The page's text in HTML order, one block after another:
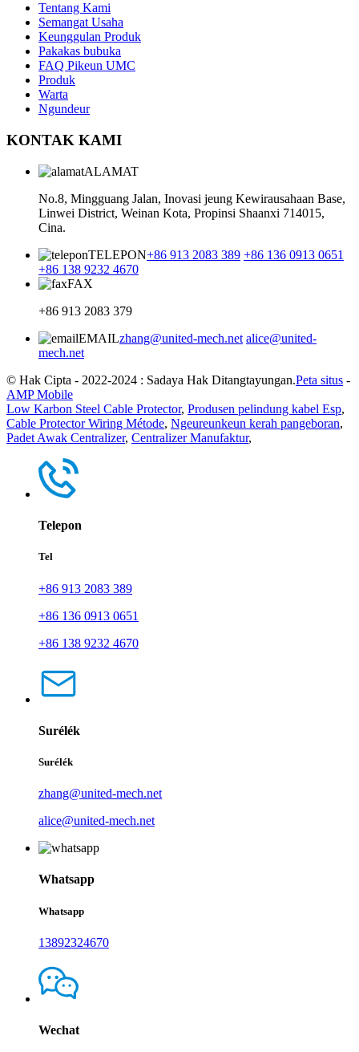
Tentang Kami
Semangat Usaha
Keunggulan Produk
Pakakas bubuka
FAQ Pikeun UMC
Produk
Warta
Ngundeur
KONTAK KAMI
ALAMAT
No.8, Mingguang Jalan, Inovasi jeung Kewirausahaan Base,
Linwei District, Weinan Kota, Propinsi Shaanxi 714015,
Cina.
TELEPON+86 913 2083 389 +86 136 0913 0651
+86 138 9232 4670
FAX
+86 913 2083 379
EMAILzhang@united-mech.net alice@united-
mech.net
© Hak Cipta - 2022-2024 : Sadaya Hak Ditangtayungan.Peta situs -
AMP Mobile
Low Karbon Steel Cable Protector, Produsen pelindung kabel Esp,
Cable Protector Wiring Métode, Ngeureunkeun kerah pangeboran,
Padet Awak Centralizer, Centralizer Manufaktur,
Telepon
Tel
+86 913 2083 389
+86 136 0913 0651
+86 138 9232 4670
Surélék
Surélék
zhang@united-mech.net
alice@united-mech.net
Whatsapp
Whatsapp
13892324670
Wechat